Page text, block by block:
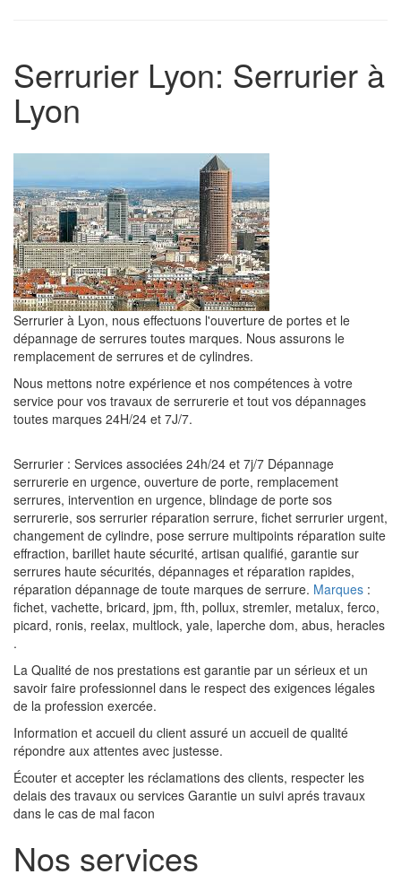
Serrurier Lyon: Serrurier à
Lyon
Serrurier à Lyon, nous effectuons l'ouverture de portes et le
dépannage de serrures toutes marques. Nous assurons le
remplacement de serrures et de cylindres.
Nous mettons notre expérience et nos compétences à votre
service pour vos travaux de serrurerie et tout vos dépannages
toutes marques 24H/24 et 7J/7.
Serrurier : Services associées 24h/24 et 7j/7 Dépannage
serrurerie en urgence, ouverture de porte, remplacement
serrures, intervention en urgence, blindage de porte sos
serrurerie, sos serrurier réparation serrure, fichet serrurier urgent,
changement de cylindre, pose serrure multipoints réparation suite
effraction, barillet haute sécurité, artisan qualifié, garantie sur
serrures haute sécurités, dépannages et réparation rapides,
réparation dépannage de toute marques de serrure. Marques :
fichet, vachette, bricard, jpm, fth, pollux, stremler, metalux, ferco,
picard, ronis, reelax, multlock, yale, laperche dom, abus, heracles
.
La Qualité de nos prestations est garantie par un sérieux et un
savoir faire professionnel dans le respect des exigences légales
de la profession exercée.
Information et accueil du client assuré un accueil de qualité
répondre aux attentes avec justesse.
Écouter et accepter les réclamations des clients, respecter les
delais des travaux ou services Garantie un suivi aprés travaux
dans le cas de mal facon
Nos services